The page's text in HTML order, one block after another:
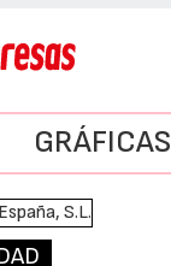
GRÁFICAS